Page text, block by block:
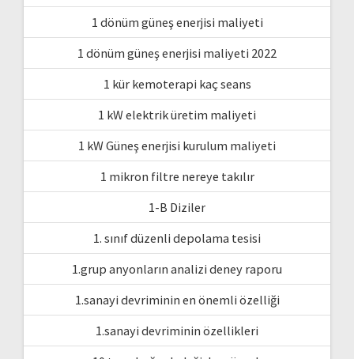
1 dönüm güneş enerjisi maliyeti
1 dönüm güneş enerjisi maliyeti 2022
1 kür kemoterapi kaç seans
1 kW elektrik üretim maliyeti
1 kW Güneş enerjisi kurulum maliyeti
1 mikron filtre nereye takılır
1-B Diziler
1. sınıf düzenli depolama tesisi
1.grup anyonların analizi deney raporu
1.sanayi devriminin en önemli özelliği
1.sanayi devriminin özellikleri